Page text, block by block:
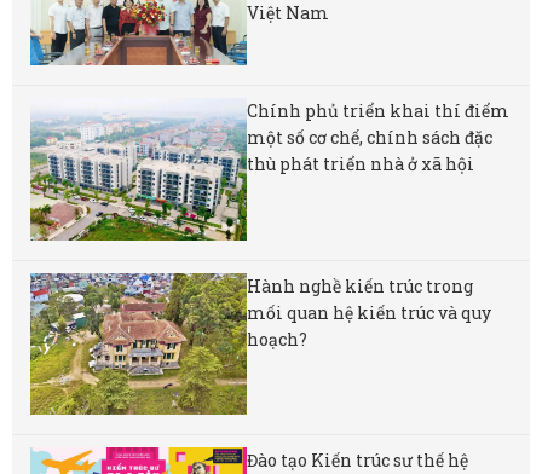
Việt Nam
Chính phủ triển khai thí điểm
một số cơ chế, chính sách đặc
thù phát triển nhà ở xã hội
Hành nghề kiến trúc trong
mối quan hệ kiến trúc và quy
hoạch?
Đào tạo Kiến trúc sư thế hệ